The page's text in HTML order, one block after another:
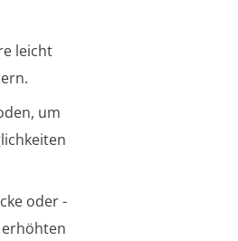
leicht
um
oder -